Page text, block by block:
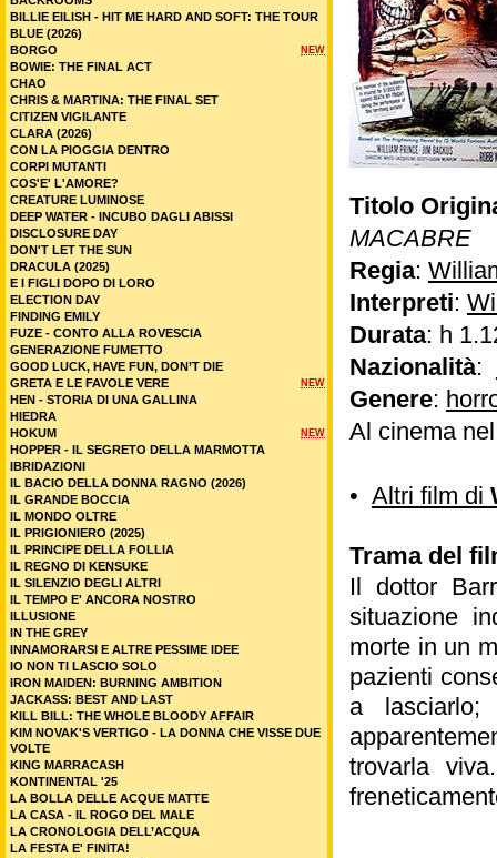
Titolo
MACABRE
Regia:
Interpreti:
Durata: h
Nazionalità:
Genere:
Al cinema
• Altri film di
Trama del
Il dottor
situazione
morte in un
pazienti
a
trovarla
BILLIE EILISH - HIT ME HARD AND SOFT: THE TOUR
BLUE (2026)
NEW
BORGO
BOWIE: THE FINAL ACT
CHAO
CHRIS & MARTINA: THE FINAL SET
CITIZEN VIGILANTE
CLARA (2026)
CON LA PIOGGIA DENTRO
CORPI MUTANTI
COS'E' L'AMORE?
CREATURE LUMINOSE
DEEP WATER - INCUBO DAGLI ABISSI
DISCLOSURE DAY
DON'T LET THE SUN
DRACULA (2025)
E I FIGLI DOPO DI LORO
ELECTION DAY
FINDING EMILY
FUZE - CONTO ALLA ROVESCIA
GENERAZIONE FUMETTO
GOOD LUCK, HAVE FUN, DON’T DIE
NEW
GRETA E LE FAVOLE VERE
HEN - STORIA DI UNA GALLINA
HIEDRA
NEW
HOKUM
HOPPER - IL SEGRETO DELLA MARMOTTA
IBRIDAZIONI
IL BACIO DELLA DONNA RAGNO (2026)
IL GRANDE BOCCIA
IL MONDO OLTRE
IL PRIGIONIERO (2025)
IL PRINCIPE DELLA FOLLIA
IL REGNO DI KENSUKE
IL SILENZIO DEGLI ALTRI
IL TEMPO E' ANCORA NOSTRO
ILLUSIONE
IN THE GREY
INNAMORARSI E ALTRE PESSIME IDEE
IO NON TI LASCIO SOLO
IRON MAIDEN: BURNING AMBITION
JACKASS: BEST AND LAST
KILL BILL: THE WHOLE BLOODY AFFAIR
KIM NOVAK'S VERTIGO - LA DONNA CHE VISSE DUE
VOLTE
KING MARRACASH
KONTINENTAL '25
LA BOLLA DELLE ACQUE MATTE
LA CASA - IL ROGO DEL MALE
LA CRONOLOGIA DELL’ACQUA
LA FESTA E' FINITA!